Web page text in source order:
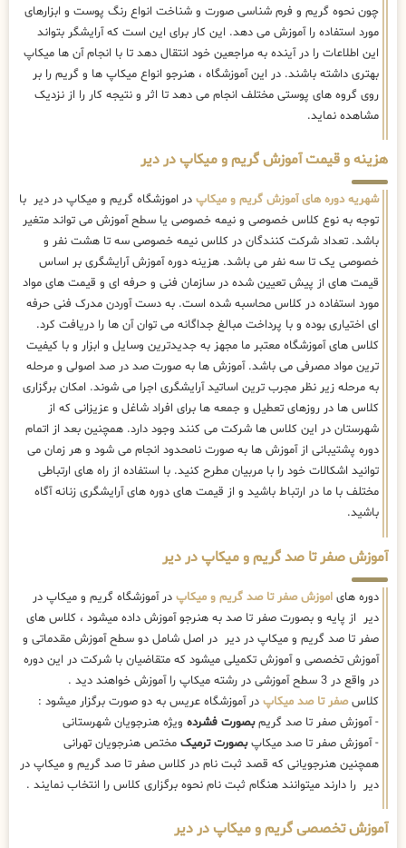
چون نحوه گریم و فرم شناسی صورت و شناخت انواع رنگ پوست و ابزارهای
مورد استفاده را آموزش می دهد. این کار برای این است که آرایشگر بتواند
این اطلاعات را در آینده به مراجعین خود انتقال دهد تا با انجام آن ها میکاپ
بهتری داشته باشند. در این آموزشگاه ، هنرجو انواع میکاپ ها و گریم را بر
روی گروه های پوستی مختلف انجام می دهد تا اثر و نتیجه کار را از نزدیک
مشاهده نماید.
هزینه و قیمت آموزش گریم و میکاپ در دیر
شهریه دوره های آموزش گریم و میکاپ در اموزشگاه گریم و میکاپ در دیر با
توجه به نوع کلاس خصوصی و نیمه خصوصی یا سطح آموزش می تواند متغیر
باشد. تعداد شرکت کنندگان در کلاس نیمه خصوصی سه تا هشت نفر و
خصوصی یک تا سه نفر می باشد. هزینه دوره آموزش آرایشگری بر اساس
قیمت های از پیش تعیین شده در سازمان فنی و حرفه ای و قیمت های مواد
مورد استفاده در کلاس محاسبه شده است. به دست آوردن مدرک فنی حرفه
ای اختیاری بوده و با پرداخت مبالغ جداگانه می توان آن ها را دریافت کرد.
کلاس های آموزشگاه معتبر ما مجهز به جدیدترین وسایل و ابزار و با کیفیت
ترین مواد مصرفی می باشد. آموزش ها به صورت صد در صد اصولی و مرحله
به مرحله زیر نظر مجرب ترین اساتید آرایشگری اجرا می شوند. امکان برگزاری
کلاس ها در روزهای تعطیل و جمعه ها برای افراد شاغل و عزیزانی که از
شهرستان در این کلاس ها شرکت می کنند وجود دارد. همچنین بعد از اتمام
دوره پشتیبانی از آموزش ها به صورت نامحدود انجام می شود و هر زمان می
توانید اشکالات خود را با مربیان مطرح کنید. با استفاده از راه های ارتباطی
مختلف با ما در ارتباط باشید و از قیمت های دوره های آرایشگری زنانه آگاه
باشید.
آموزش صفر تا صد گریم و میکاپ در دیر
دوره های اموزش صفر تا صد گریم و میکاپ در آموزشگاه گریم و میکاپ در
دیر از پایه و بصورت صفر تا صد به هنرجو آموزش داده میشود ، کلاس های
صفر تا صد گریم و میکاپ در دیر در اصل شامل دو سطح آموزش مقدماتی و
آموزش تخصصی و آموزش تکمیلی میشود که متقاضیان با شرکت در این دوره
در واقع در 3 سطح آموزشی در رشته میکاپ را آموزش خواهند دید .
کلاسصفر تا صد میکاپ در آموزشگاه عریس به دو صورت برگزار میشود :
- آموزش صفر تا صد گریمبصورت فشرده ویژه هنرجویان شهرستانی
- آموزش صفر تا صد میکاپبصورت ترمیک مختص هنرجویان تهرانی
همچنین هنرجویانی که قصد ثبت نام در کلاس صفر تا صد گریم و میکاپ در
دیر را دارند میتوانند هنگام ثبت نام نحوه برگزاری کلاس را انتخاب نمایند .
آموزش تخصصی گریم و میکاپ در دیر